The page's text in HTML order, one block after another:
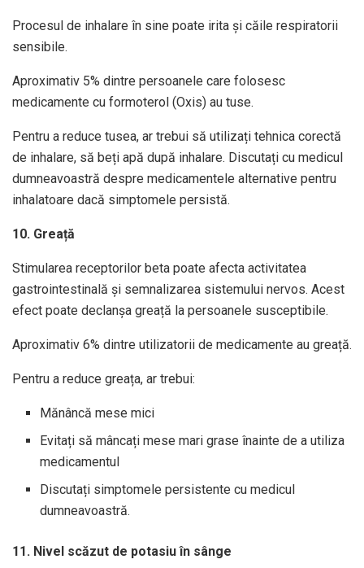
Procesul de inhalare în sine poate irita și căile respiratorii
sensibile.
Aproximativ 5% dintre persoanele care folosesc
medicamente cu formoterol (Oxis) au tuse.
Pentru a reduce tusea, ar trebui să utilizați tehnica corectă
de inhalare, să beți apă după inhalare. Discutați cu medicul
dumneavoastră despre medicamentele alternative pentru
inhalatoare dacă simptomele persistă.
10. Greață
Stimularea receptorilor beta poate afecta activitatea
gastrointestinală și semnalizarea sistemului nervos. Acest
efect poate declanșa greață la persoanele susceptibile.
Aproximativ 6% dintre utilizatorii de medicamente au greață.
Pentru a reduce greața, ar trebui:
Mănâncă mese mici
Evitați să mâncați mese mari grase înainte de a utiliza
medicamentul
Discutați simptomele persistente cu medicul
dumneavoastră.
11. Nivel scăzut de potasiu în sânge